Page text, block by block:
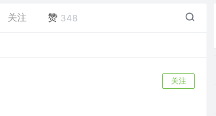
关注 赞 348
关注